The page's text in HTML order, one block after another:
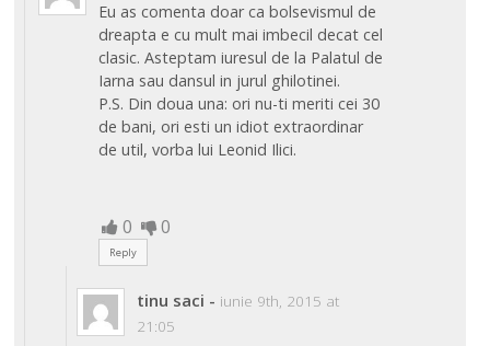
Eu as comenta doar ca bolsevismul de
dreapta e cu mult mai imbecil decat cel
clasic. Asteptam iuresul de la Palatul de
Iarna sau dansul in jurul ghilotinei.
P.S. Din doua una: ori nu-ti meriti cei 30
de bani, ori esti un idiot extraordinar
de util, vorba lui Leonid Ilici.
0 0
Reply
tinu saci - iunie 9th, 2015 at
21:05